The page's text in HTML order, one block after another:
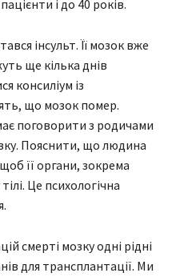
і до 40 років.
інсульт. Її мозок вже
ще кілька днів
консиліум із
що мозок помер.
поговорити з родичами
Пояснити, що людина
її органи, зокрема
Це психологічна
смерті мозку одні рідні
для трансплантації. Ми